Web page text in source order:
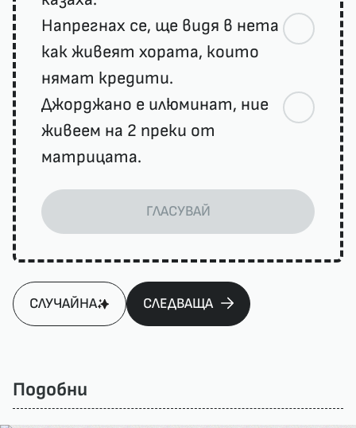
Напрегнах се, ще видя в нета
как живеят хората, които
нямат кредити.
Джорджано е илюминат, ние
живеем на 2 преки от
матрицата.
ГЛАСУВАЙ
СЛУЧАЙНА СЛЕДВАЩА
Подобни